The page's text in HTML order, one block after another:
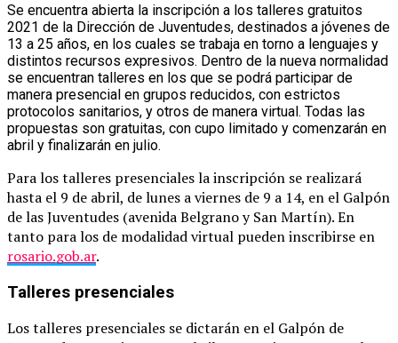
Se encuentra abierta la inscripción a los talleres gratuitos
2021 de la Dirección de Juventudes, destinados a jóvenes de
13 a 25 años, en los cuales se trabaja en torno a lenguajes y
distintos recursos expresivos. Dentro de la nueva normalidad
se encuentran talleres en los que se podrá participar de
manera presencial en grupos reducidos, con estrictos
protocolos sanitarios, y otros de manera virtual. Todas las
propuestas son gratuitas, con cupo limitado y comenzarán en
abril y finalizarán en julio.
Para los talleres presenciales la inscripción se realizará
hasta el 9 de abril, de lunes a viernes de 9 a 14, en el Galpón
de las Juventudes (avenida Belgrano y San Martín). En
tanto para los de modalidad virtual pueden inscribirse en
rosario.gob.ar.
Talleres presenciales
Los talleres presenciales se dictarán en el Galpón de